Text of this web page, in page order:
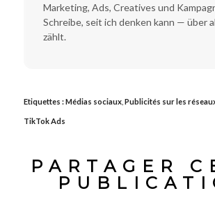
Marketing, Ads, Creatives und
Schreibe, seit ich denken kann — über
zählt.
Etiquettes :Médias sociaux, Publicités sur les
TikTok Ads
PARTAGER